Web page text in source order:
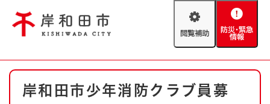
閲
助
防
緊
情
防災・緊急情報 救急・消防
本
岸和田市少年消防クラブ員募